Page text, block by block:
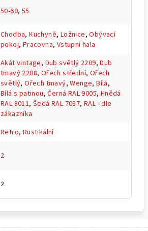
50-60, 55
Chodba,Kuchyně, Ložnice,Obývací
pokoj, Pracovna, Vstupní hala
Akát vintage, Dub světlý 2209,Dub
tmavý 2208, Ořech střední, Ořech
světlý,Ořech tmavý,Wenge,Bílá,
Bílá s patinou,Černá RAL 9005, Hnědá
RAL 8011,Šedá RAL 7037,RAL - dle
zákazníka
Retro, Rustikální
2
2